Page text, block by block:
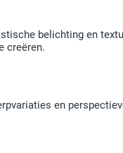
belichting en
creëren.
en